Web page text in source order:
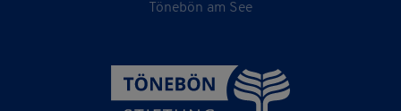
Tönebön am See